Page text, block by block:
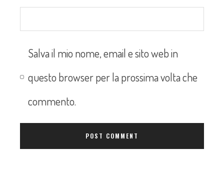
Salva il mio nome, email e sito web in
questo browser per la prossima volta che
commento.